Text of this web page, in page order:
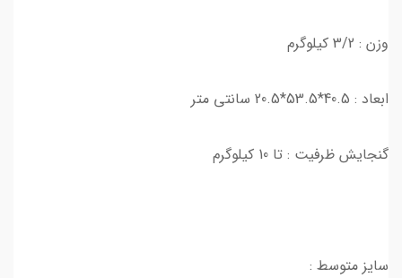
وزن : 3/2 کیلوگرم
ابعاد : 40.5*53.5*20.5 سانتی متر
گنجایش ظرفیت : تا 10 کیلوگرم
سایز متوسط :